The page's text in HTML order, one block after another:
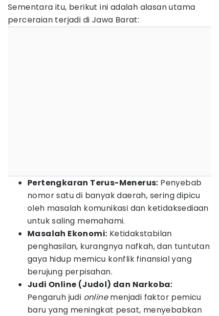
Sementara itu, berikut ini adalah alasan utama
perceraian terjadi di Jawa Barat:
Pertengkaran Terus-Menerus: Penyebab
nomor satu di banyak daerah, sering dipicu
oleh masalah komunikasi dan ketidaksediaan
untuk saling memahami.
Masalah Ekonomi: Ketidakstabilan
penghasilan, kurangnya nafkah, dan tuntutan
gaya hidup memicu konflik finansial yang
berujung perpisahan.
Judi Online (Judol) dan Narkoba:
Pengaruh judi onlinemenjadi faktor pemicu
baru yang meningkat pesat, menyebabkan